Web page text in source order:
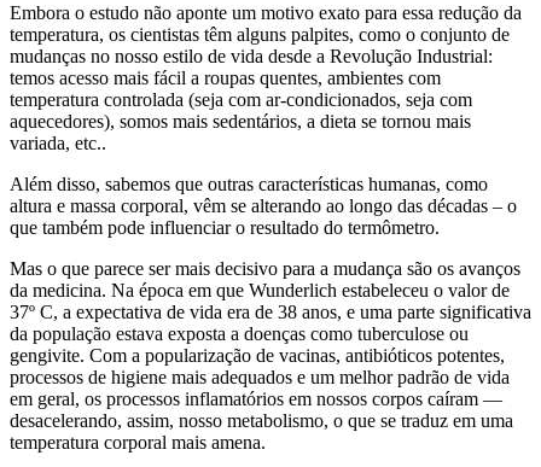
Embora o estudo não aponte um motivo exato para essa redução da
temperatura, os cientistas têm alguns palpites, como o conjunto de
mudanças no nosso estilo de vida desde a Revolução Industrial:
temos acesso mais fácil a roupas quentes, ambientes com
temperatura controlada (seja com ar-condicionados, seja com
aquecedores), somos mais sedentários, a dieta se tornou mais
variada, etc..
Além disso, sabemos que outras características humanas, como
altura e massa corporal, vêm se alterando ao longo das décadas – o
que também pode influenciar o resultado do termômetro.
Mas o que parece ser mais decisivo para a mudança são os avanços
da medicina. Na época em que Wunderlich estabeleceu o valor de
37º C, a expectativa de vida era de 38 anos, e uma parte significativa
da população estava exposta a doenças como tuberculose ou
gengivite. Com a popularização de vacinas, antibióticos potentes,
processos de higiene mais adequados e um melhor padrão de vida
em geral, os processos inflamatórios em nossos corpos caíram —
desacelerando, assim, nosso metabolismo, o que se traduz em uma
temperatura corporal mais amena.